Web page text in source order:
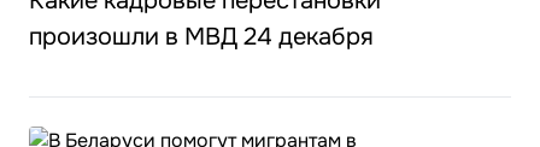
произошли в МВД 24 декабря